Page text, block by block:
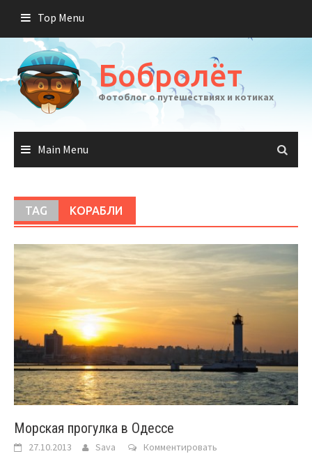
content
Top Menu
Бобролёт
Фотоблог о путешествиях и котиках
Main Menu
TAG КОРАБЛИ
Морская прогулка в Одессе
27.10.2013 Sava Комментировать